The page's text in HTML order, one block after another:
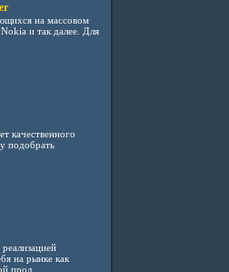
на массовом
и так далее. Для
качественного
подобрать
на рынке как
прод...